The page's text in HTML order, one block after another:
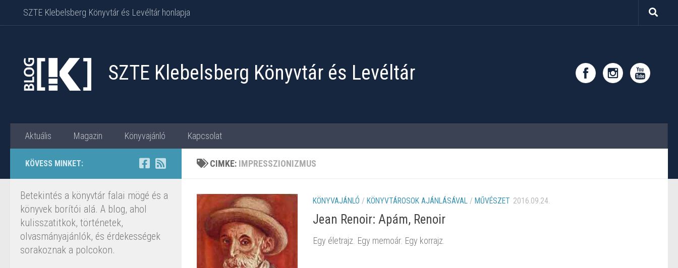
Skip to content
SZTE Klebelsberg Könyvtár és Levéltár honlapja
SZTE Klebelsberg Könyvtár és Levéltár
Aktuális Magazin Könyvajánló Kapcsolat
CIMKE: IMPRESSZIONIZMUS
KÖNYVAJÁNLÓ / KÖNYVTÁROSOK AJÁNLÁSÁVAL / MŰVÉSZET 2016.09.24.
Jean Renoir: Apám, Renoir
Egy életrajz. Egy memoár. Egy korrajz.
KÖVESS MINKET:
Betekintés a könyvtár falai mögé és a
könyvek borítói alá. A blog, ahol
kulisszatitkok, történetek,
olvasmányajánlók, és érdekességek
sorakoznak a polcokon.